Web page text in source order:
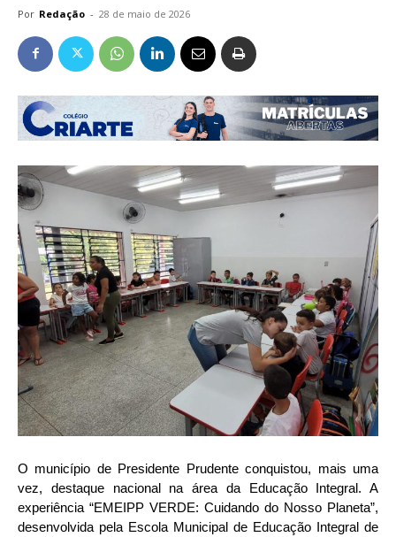
Por Redação - 28 de maio de 2026
O município de Presidente Prudente conquistou, mais uma
vez, destaque nacional na área da Educação Integral. A
experiência “EMEIPP VERDE: Cuidando do Nosso Planeta”,
desenvolvida pela Escola Municipal de Educação Integral de